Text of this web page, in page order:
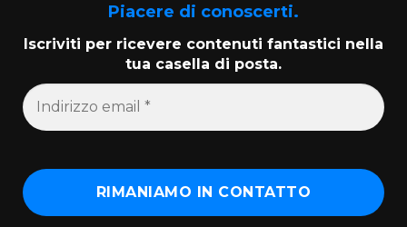
Piacere di conoscerti.
Iscriviti per ricevere contenuti fantastici nella
tua casella di posta.